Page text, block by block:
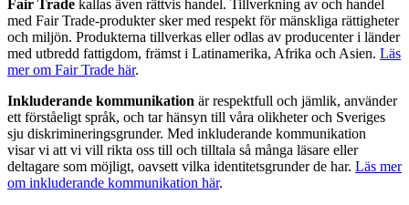
Fair Trade kallas även rättvis handel. Tillverkning av och handel
med Fair Trade-produkter sker med respekt för mänskliga rättigheter
och miljön. Produkterna tillverkas eller odlas av producenter i länder
med utbredd fattigdom, främst i Latinamerika, Afrika och Asien. Läs
mer om Fair Trade här.
Inkluderande kommunikation är respektfull och jämlik, använder
ett förståeligt språk, och tar hänsyn till våra olikheter och Sveriges
sju diskrimineringsgrunder. Med inkluderande kommunikation
visar vi att vi vill rikta oss till och tilltala så många läsare eller
deltagare som möjligt, oavsett vilka identitetsgrunder de har. Läs mer
om inkluderande kommunikation här.